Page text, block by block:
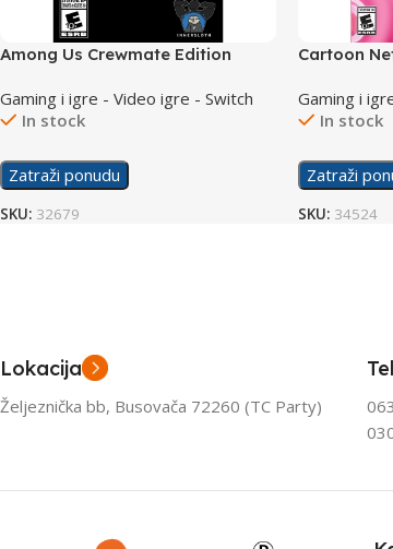
Among Us Crewmate Edition
Gaming i igre - Video igre - Switch
In stock
Zatraži ponudu
SKU: 32679
Cartoon
Gaming i
In stock
Zatraži
SKU: 34524
Lokacija
Željeznička bb, Busovača 72260 (TC Party)